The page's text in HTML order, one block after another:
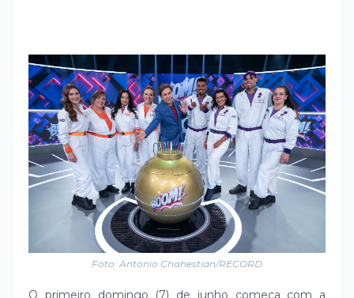
Foto: Antonio Chahestian/RECORD
O primeiro domingo (7) de junho começa com a